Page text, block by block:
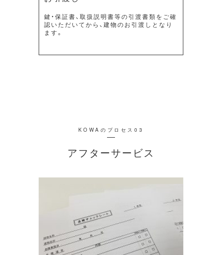
鍵・保証書、取扱説明書等の引渡書類をご確
認いただいてから、建物のお引渡しとなり
ます。
KOWAのプロセス03
アフターサービス